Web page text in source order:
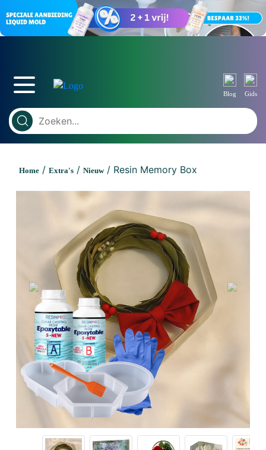
Blog Gids
Home / Extra's / Nieuw/ Resin Memory Box
Previous Next